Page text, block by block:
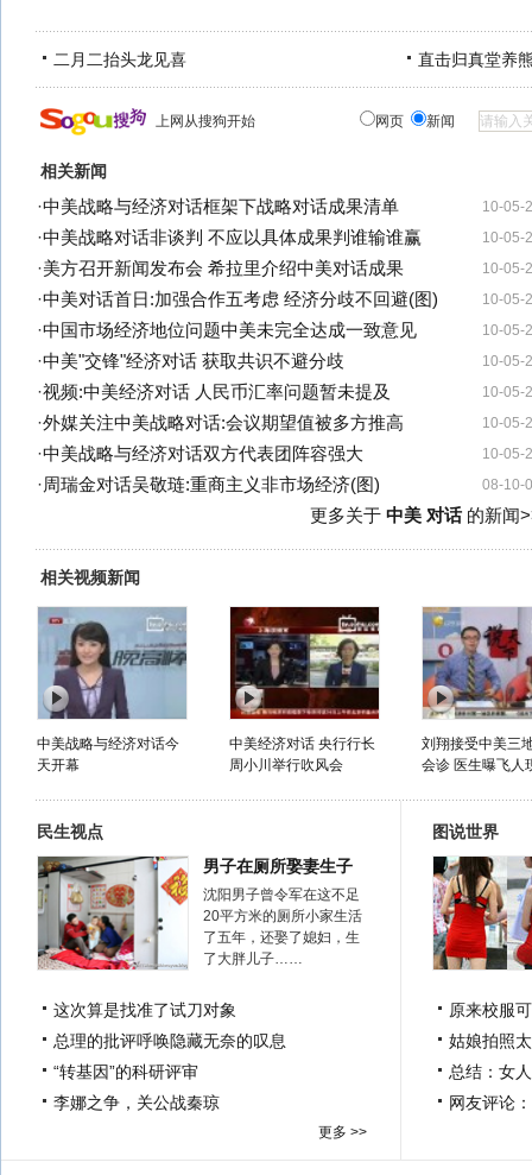
二月二抬头龙见喜 直击归真堂养
上网从搜狗开始 网页 新闻
相关新闻
10-05-
·中美战略与经济对话框架下战略对话成果清单
10-05-
·中美战略对话非谈判 不应以具体成果判谁输谁赢
10-05-
·美方召开新闻发布会 希拉里介绍中美对话成果
10-05-
·中美对话首日:加强合作五考虑 经济分歧不回避(图)
10-05-
·中国市场经济地位问题中美未完全达成一致意见
10-05-
·中美"交锋"经济对话 获取共识不避分歧
10-05-
·视频:中美经济对话 人民币汇率问题暂未提及
10-05-
·外媒关注中美战略对话:会议期望值被多方推高
10-05-
·中美战略与经济对话双方代表团阵容强大
08-10-
·周瑞金对话吴敬琏:重商主义非市场经济(图)
更多关于 中美 对话的新闻
相关视频新闻
中美战略与经济对话今
天开幕
中美经济对话 央行行长
周小川举行吹风会
刘翔接受中美三
会诊 医生曝飞人
民生视点
男子在厕所娶妻生子
沈阳男子曾令军在这不足
20平方米的厕所小家生活
了五年，还娶了媳妇，生
了大胖儿子……
这次算是找准了试刀对象
总理的批评呼唤隐藏无奈的叹息
“转基因”的科研评审
李娜之争，关公战秦琼
更多 >>
图说世界
原来校服
姑娘拍照
总结：女
网友评论